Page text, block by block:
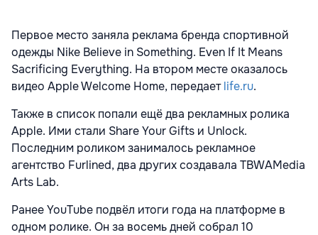
Первое место заняла реклама бренда спортивной
одежды Nike Believe in Something. Even If It Means
Sacrificing Everything. На втором месте оказалось
видео Apple Welcome Home, передаетlife.ru.
Также в список попали ещё два рекламных ролика
Apple. Ими стали Share Your Gifts и Unlock.
Последним роликом занималось рекламное
агентство Furlined, два других создавала TBWAMedia
Arts Lab.
Ранее YouTube подвёл итоги года на платформе в
одном ролике. Он за восемь дней собрал 10